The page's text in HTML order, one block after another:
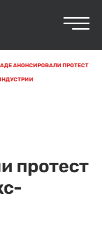
АНОНСИРОВАЛИ ПРОТЕСТ
протест